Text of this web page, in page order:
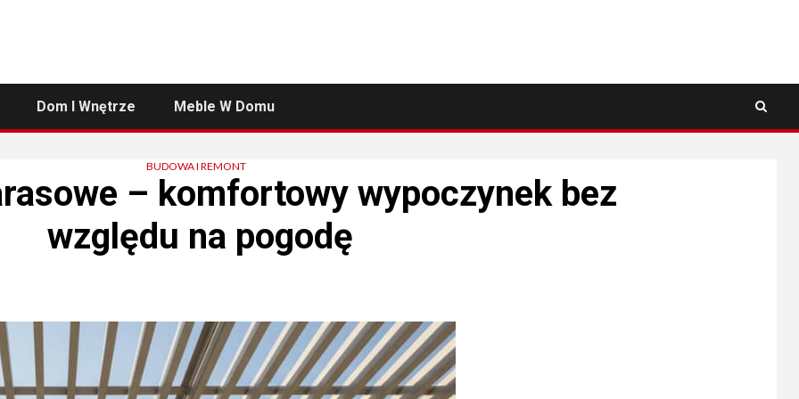
Dom I Wnętrze Meble W Domu
BUDOWA I REMONT
– komfortowy wypoczynek bez
względu na pogodę